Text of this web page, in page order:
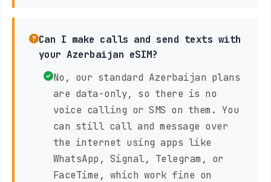
Can I make calls and send texts with
your Azerbaijan eSIM?
No, our standard Azerbaijan plans
are data-only, so there is no
voice calling or SMS on them. You
can still call and message over
the internet using apps like
WhatsApp, Signal, Telegram, or
FaceTime, which work fine on